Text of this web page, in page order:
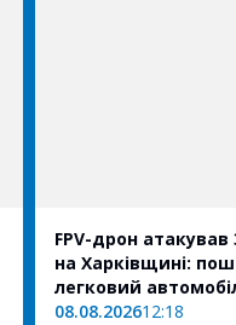
FPV-дрон атакував
на Харківщині:
легковий
08.08.202612:18